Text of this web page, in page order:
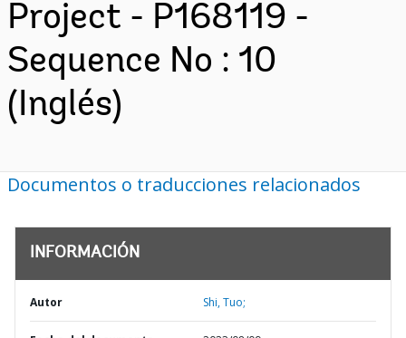
Project - P168119 -
Sequence No : 10
(Inglés)
Documentos o traducciones relacionados
INFORMACIÓN
Autor Shi, Tuo;